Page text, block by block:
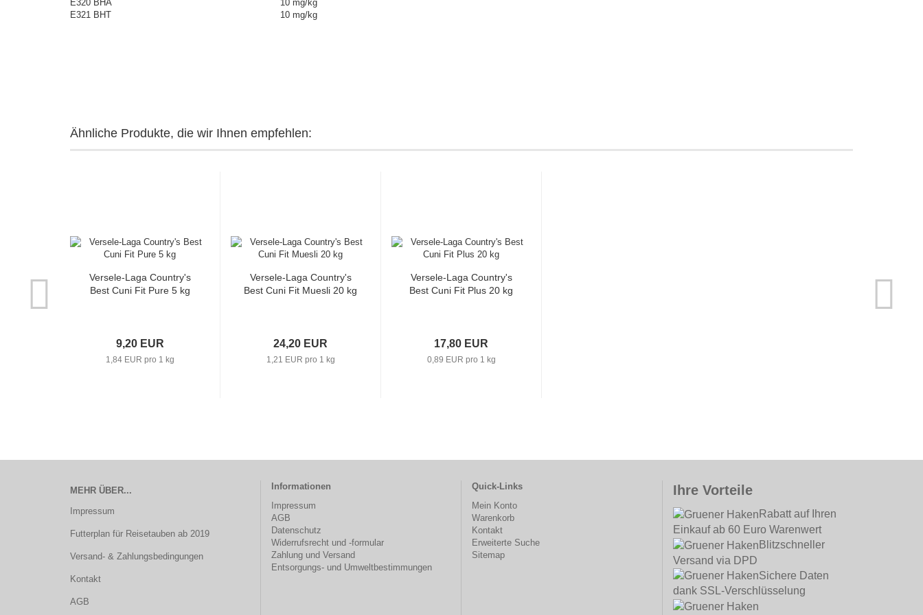
E320 BHA
10 mg/kg
E321 BHT
10 mg/kg
Ähnliche Produkte, die wir Ihnen empfehlen:
Versele-Laga Country's
Best Cuni Fit Pure 5 kg
9,20 EUR
1,84 EUR pro 1 kg
Versele-Laga Country's
Best Cuni Fit Muesli 20 kg
24,20 EUR
1,21 EUR pro 1 kg
Versele-Laga Country's
Best Cuni Fit Plus 20 kg
17,80 EUR
0,89 EUR pro 1 kg
MEHR ÜBER...
Impressum
Futterplan für Reisetauben ab 2019
Versand- & Zahlungsbedingungen
Kontakt
AGB
Informationen
Impressum
AGB
Datenschutz
Widerrufsrecht und -formular
Zahlung und Versand
Entsorgungs- und Umweltbestimmungen
Quick-Links
Mein Konto
Warenkorb
Kontakt
Erweiterte Suche
Sitemap
Ihre Vorteile
Rabatt auf Ihren
Einkauf ab 60 Euro Warenwert
Blitzschneller
Versand via DPD
Sichere Daten
dank SSL-Verschlüsselung